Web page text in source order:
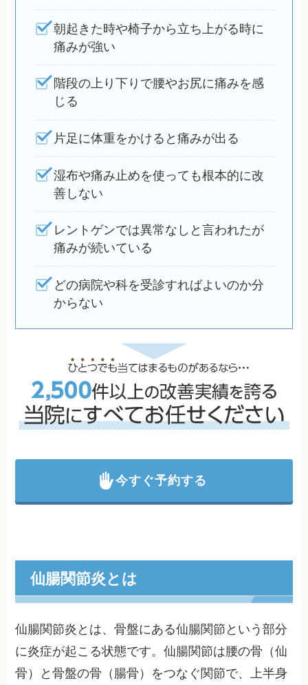
朝起きた時や椅子から立ち上がる時に
痛みが強い
階段の上り下りで腰やお尻に痛みを感
じる
片足に体重をかけると痛みが出る
湿布や痛み止めを使っても根本的に改
善しない
レントゲンでは異常なしと言われたが
痛みが続いている
どの病院や科を受診すればよいのか分
からない
今すぐ予約する
仙腸関節炎とは
仙腸関節炎とは、骨盤にある仙腸関節という部分
に炎症が起こる状態です。仙腸関節は腰の骨（仙
骨）と骨盤の骨（腸骨）をつなぐ関節で、上半身